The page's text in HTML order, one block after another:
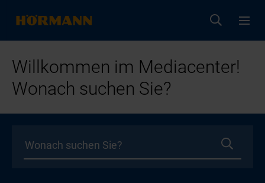
Willkommen im Mediacenter!
Wonach suchen Sie?